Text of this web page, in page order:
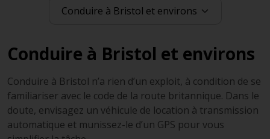
Conduire à Bristol et environs
Conduire à Bristol n’a rien d’un exploit, à condition de se
familiariser avec le code de la route britannique. Dans le
doute, envisagez un véhicule de location à transmission
automatique et munissez-le d’un GPS pour vous